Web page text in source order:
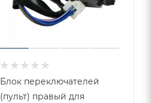
Блок переключателей
(пульт) правый для